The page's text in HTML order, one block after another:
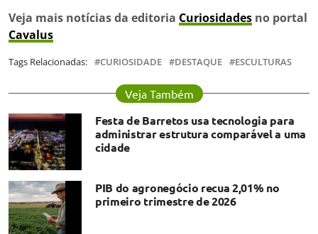
Veja mais notícias da editoria Curiosidades no portal
Cavalus
Tags Relacionadas: CURIOSIDADE DESTAQUE ESCULTURAS
Veja Também
Festa de Barretos usa tecnologia para
administrar estrutura comparável a uma
cidade
PIB do agronegócio recua 2,01% no
primeiro trimestre de 2026